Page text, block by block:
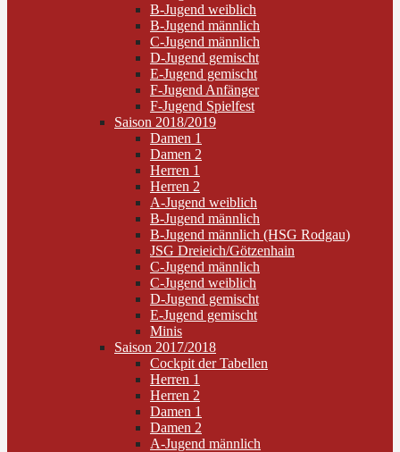
B-Jugend weiblich
B-Jugend männlich
C-Jugend männlich
D-Jugend gemischt
E-Jugend gemischt
F-Jugend Anfänger
F-Jugend Spielfest
Saison 2018/2019
Damen 1
Damen 2
Herren 1
Herren 2
A-Jugend weiblich
B-Jugend männlich
B-Jugend männlich (HSG Rodgau)
JSG Dreieich/Götzenhain
C-Jugend männlich
C-Jugend weiblich
D-Jugend gemischt
E-Jugend gemischt
Minis
Saison 2017/2018
Cockpit der Tabellen
Herren 1
Herren 2
Damen 1
Damen 2
A-Jugend männlich